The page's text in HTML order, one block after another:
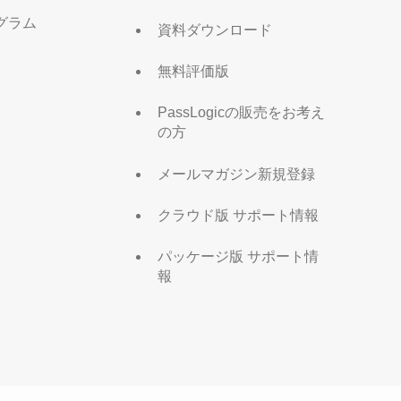
ラム 資料ダウンロード
無料評価版
PassLogicの販売をお考え
の方
メールマガジン新規登録
クラウド版 サポート情報
パッケージ版 サポート情
報